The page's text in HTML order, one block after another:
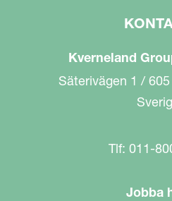
Kverneland
Säterivägen 1 /
Tlf: 011-
Jobba